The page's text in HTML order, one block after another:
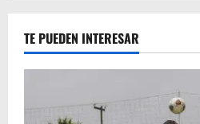
TE PUEDEN INTERESAR